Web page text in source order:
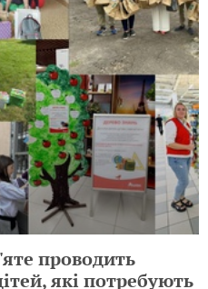
проводить
які потребують